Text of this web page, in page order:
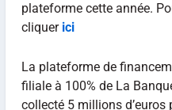
plateforme cette année.
cliquer ici
La plateforme de
filiale à 100% de La
collecté 5 millions d’euros